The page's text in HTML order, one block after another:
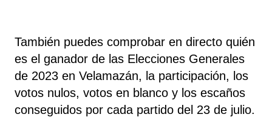
También puedes comprobar en directo quién
es el ganador de las Elecciones Generales
de 2023 en Velamazán, la participación, los
votos nulos, votos en blanco y los escaños
conseguidos por cada partido del 23 de julio.